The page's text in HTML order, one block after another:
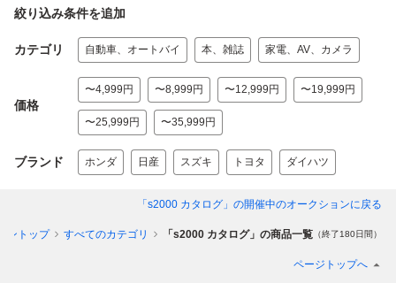
絞り込み条件を追加
カテゴリ 自動車、オートバイ 本、雑誌 家電、AV、カメラ
価格
〜4,999円 〜8,999円 〜12,999円 〜19,999円
〜25,999円 〜35,999円
ブランド ホンダ 日産 スズキ トヨタ ダイハツ
「s2000 カタログ」 の開催中のオークションに戻る
ントップ すべてのカテゴリ 「s2000 カタログ」の商品一覧 （終了180日間）
ページトップへ